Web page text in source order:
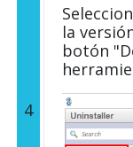
4
la
botón